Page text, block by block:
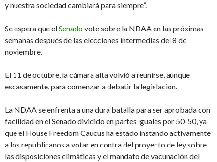
y nuestra sociedad cambiará para siempre”.
Se espera que elSenadovote sobre la NDAA en las próximas
semanas después de las elecciones intermedias del 8 de
noviembre.
El 11 de octubre, la cámara alta volvió a reunirse, aunque
escasamente, para comenzar a debatir la legislación.
La NDAA se enfrenta a una dura batalla para ser aprobada con
facilidad en el Senado dividido en partes iguales por 50-50, ya
que el House Freedom Caucus ha estado instando activamente
a los republicanos a votar en contra del proyecto de ley sobre
las disposiciones climáticas y el mandato de vacunación del